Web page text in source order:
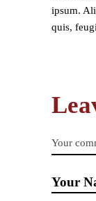
ipsum.
quis,